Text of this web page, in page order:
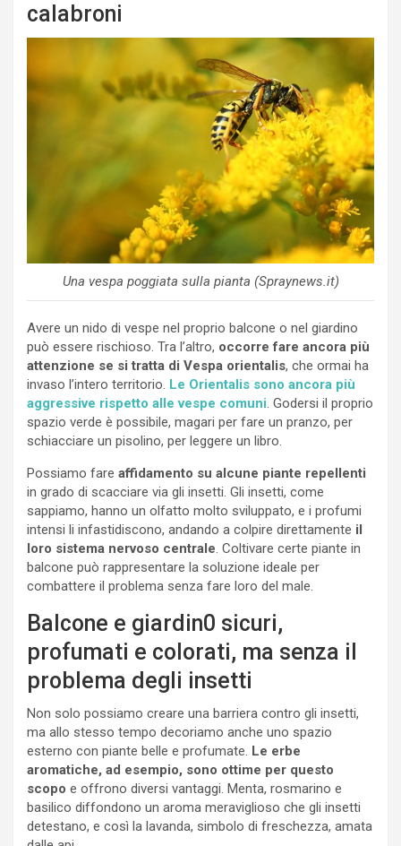
calabroni
Una vespa poggiata sulla pianta (Spraynews.it)
Avere un nido di vespe nel proprio balcone o nel giardino
può essere rischioso. Tra l’altro, occorre fare ancora più
attenzione se si tratta di Vespa orientalis, che ormai ha
invaso l’intero territorio. Le Orientalis sono ancora più
aggressive rispetto alle vespe comuni. Godersi il proprio
spazio verde è possibile, magari per fare un pranzo, per
schiacciare un pisolino, per leggere un libro.
Possiamo fare affidamento su alcune piante repellenti
in grado di scacciare via gli insetti. Gli insetti, come
sappiamo, hanno un olfatto molto sviluppato, e i profumi
intensi li infastidiscono, andando a colpire direttamente il
loro sistema nervoso centrale. Coltivare certe piante in
balcone può rappresentare la soluzione ideale per
combattere il problema senza fare loro del male.
Balcone e giardin0 sicuri,
profumati e colorati, ma senza il
problema degli insetti
Non solo possiamo creare una barriera contro gli insetti,
ma allo stesso tempo decoriamo anche uno spazio
esterno con piante belle e profumate. Le erbe
aromatiche, ad esempio, sono ottime per questo
scopo e offrono diversi vantaggi. Menta, rosmarino e
basilico diffondono un aroma meraviglioso che gli insetti
detestano, e così la lavanda, simbolo di freschezza, amata